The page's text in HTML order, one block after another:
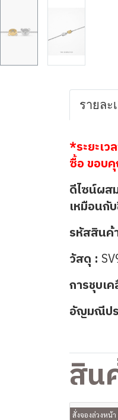
รายละ
*ระยะเ
ซื้อ ขอบ
ดีไซน์ผส
เหมือนกั
รหัสสินค้
วัสดุ :
การชุบเ
อัญมณีป
สิน
สั่งจองล่วงหน้า